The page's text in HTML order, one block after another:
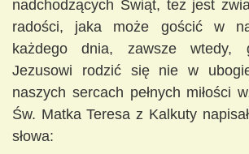
nadchodzących Świąt, też jest
radości, jaka może gościć w
każdego dnia, zawsze wtedy,
Jezusowi rodzić się nie w
naszych sercach pełnych miłości
Św. Matka Teresa z Kalkuty
słowa: